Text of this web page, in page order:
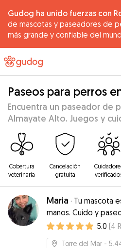
Gudog ha unido fuerzas con
de mascotas y paseadores de
más grande y confiable del
Paseos para perros
Encuentra un paseador de
Almayate Alto. Juegos y
Cobertura
veterinaria
Cancelación
gratuita
Maria · Tu mascota
manos. Cuido y
5.0 (4
Torre del Mar -